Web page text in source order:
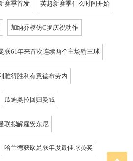
赛季首发 英超新赛季什么时间开始
加纳乔模仿C罗庆祝动作
联61年来首次连续两个主场输三球
雅得胜利有意德布劳内
瓜迪奥拉回归曼城
联拟解雇安东尼
哈兰德获欧足联年度最佳球员奖